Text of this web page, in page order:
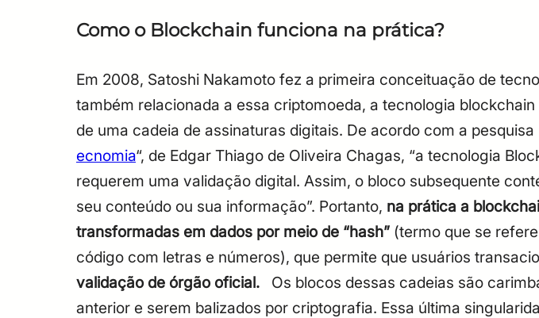
Como o Blockchain funciona na prática?
Em 2008, Satoshi Nakamoto fez a primeira conceituação de
também relacionada a essa criptomoeda, a tecnologia
de uma cadeia de assinaturas digitais. De acordo com a pesquisa
ecnomia“, de Edgar Thiago de Oliveira Chagas, “a tecnologia
requerem uma validação digital. Assim, o bloco subsequente
seu conteúdo ou sua informação”. Portanto, na prática a
transformadas em dados por meio de “hash” (termo que se
código com letras e números), que permite que usuários
validação de órgão oficial.
Os blocos dessas cadeias são
anterior e serem balizados por criptografia. Essa última